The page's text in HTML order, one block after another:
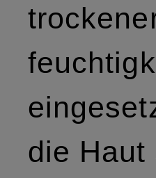
die